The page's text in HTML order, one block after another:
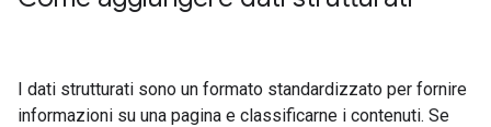
I dati strutturati sono un formato standardizzato per fornire
informazioni su una pagina e classificarne i contenuti. Se